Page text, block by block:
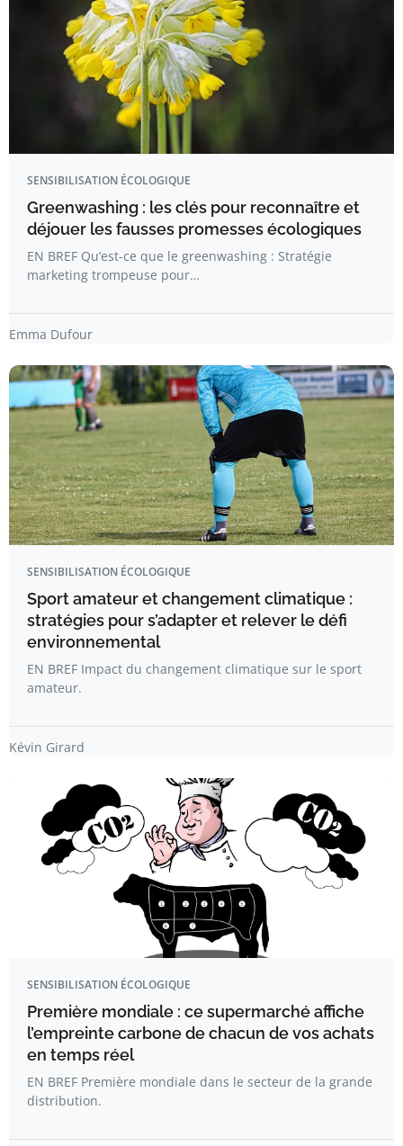
SENSIBILISATION ÉCOLOGIQUE
Greenwashing : les clés pour reconnaître et
déjouer les fausses promesses écologiques
EN BREF Qu’est-ce que le greenwashing : Stratégie
marketing trompeuse pour…
Emma Dufour
SENSIBILISATION ÉCOLOGIQUE
Sport amateur et changement climatique :
stratégies pour s’adapter et relever le défi
environnemental
EN BREF Impact du changement climatique sur le sport
amateur.
Kévin Girard
SENSIBILISATION ÉCOLOGIQUE
Première mondiale : ce supermarché affiche
l’empreinte carbone de chacun de vos achats
en temps réel
EN BREF Première mondiale dans le secteur de la grande
distribution.